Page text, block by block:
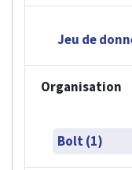
Jeu de
Organisation
Bolt (1)